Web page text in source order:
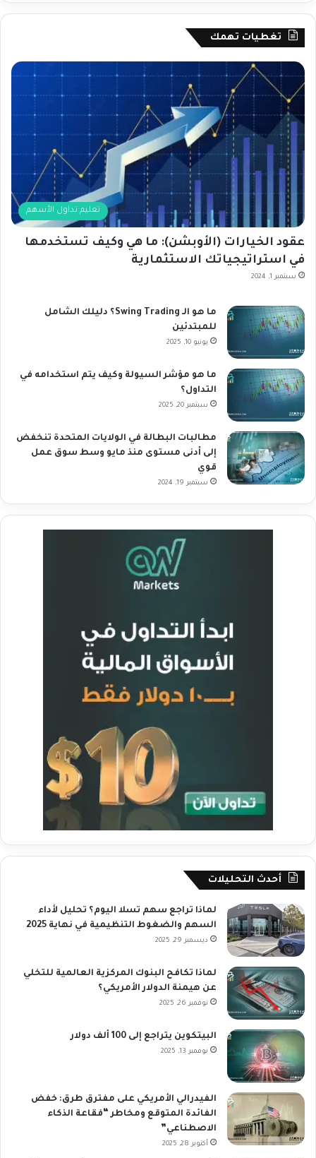
تغطيات تهمك
تعليم تداول الأسهم
عقود الخيارات (الأوبشن): ما هي وكيف تستخدمها
في استراتيجياتك الاستثمارية
سبتمبر 1, 2024
ما هو الـ Swing Trading؟ دليلك الشامل
للمبتدئين
يونيو 10, 2025
ما هو مؤشر السيولة وكيف يتم استخدامه في
التداول؟
سبتمبر 20, 2025
مطالبات البطالة في الولايات المتحدة تنخفض
إلى أدنى مستوى منذ مايو وسط سوق عمل
قوي
سبتمبر 19, 2024
أحدث التحليلات
لماذا تراجع سهم تسلا اليوم؟ تحليل لأداء
السهم والضغوط التنظيمية في نهاية 2025
ديسمبر 29, 2025
لماذا تكافح البنوك المركزية العالمية للتخلي
عن هيمنة الدولار الأمريكي؟
نوفمبر 26, 2025
البيتكوين يتراجع إلى 100 ألف دولار
نوفمبر 13, 2025
الفيدرالي الأمريكي على مفترق طرق: خفض
الفائدة المتوقع ومخاطر “فقاعة الذكاء
الاصطناعي”
أكتوبر 28, 2025